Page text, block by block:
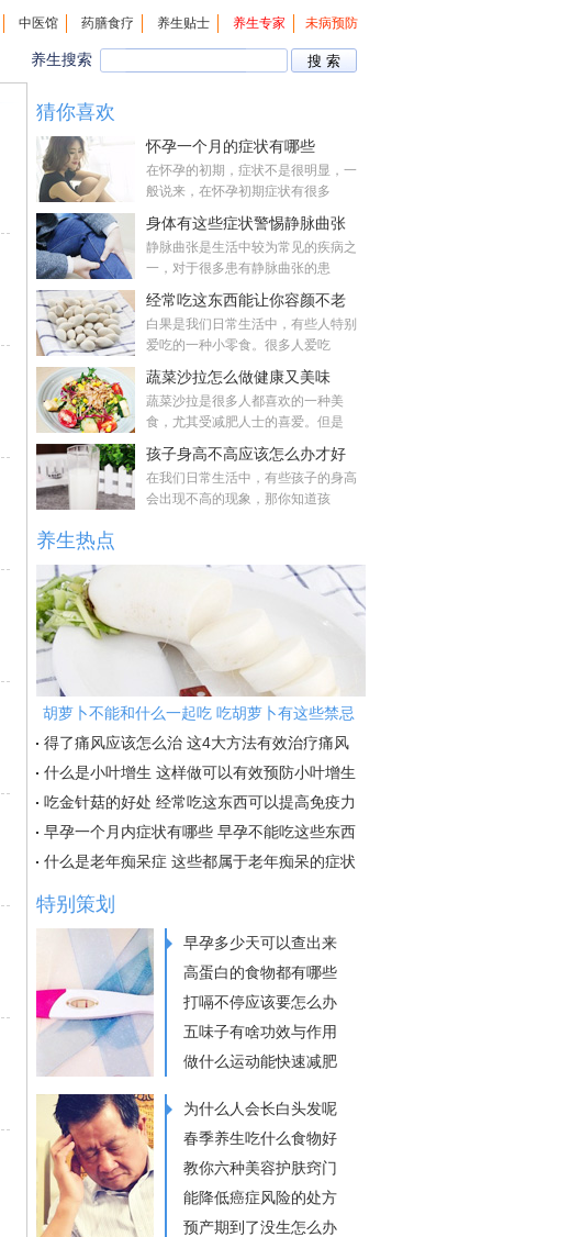
中医馆 药膳食疗 养生贴士 养生专家 未病预防
养生搜索
猜你喜欢
怀孕一个月的症状有哪些
在怀孕的初期，症状不是很明显，一
般说来，在怀孕初期症状有很多
身体有这些症状警惕静脉曲张
静脉曲张是生活中较为常见的疾病之
一，对于很多患有静脉曲张的患
经常吃这东西能让你容颜不老
白果是我们日常生活中，有些人特别
爱吃的一种小零食。很多人爱吃
蔬菜沙拉怎么做健康又美味
蔬菜沙拉是很多人都喜欢的一种美
食，尤其受减肥人士的喜爱。但是
孩子身高不高应该怎么办才好
在我们日常生活中，有些孩子的身高
会出现不高的现象，那你知道孩
养生热点
胡萝卜不能和什么一起吃 吃胡萝卜有这些禁忌
得了痛风应该怎么治 这4大方法有效治疗痛风
什么是小叶增生 这样做可以有效预防小叶增生
吃金针菇的好处 经常吃这东西可以提高免疫力
早孕一个月内症状有哪些 早孕不能吃这些东西
什么是老年痴呆症 这些都属于老年痴呆的症状
特别策划
早孕多少天可以查出来
高蛋白的食物都有哪些
打嗝不停应该要怎么办
五味子有啥功效与作用
做什么运动能快速减肥
为什么人会长白头发呢
春季养生吃什么食物好
教你六种美容护肤窍门
能降低癌症风险的处方
预产期到了没生怎么办